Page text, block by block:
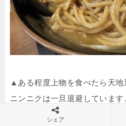
▲ある程度上物を食べたら天地
ニンニクは一旦退避しています
シェア